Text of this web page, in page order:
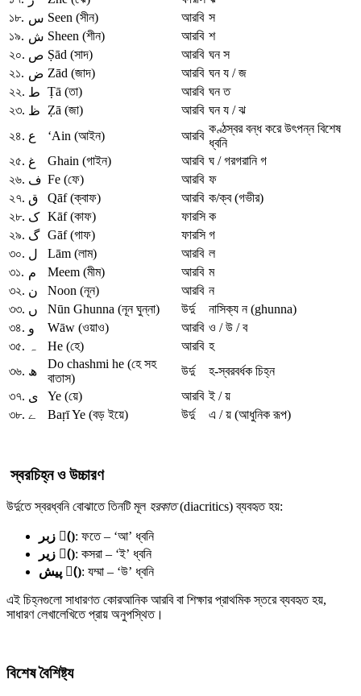
১৮. س Seen (সীন) আরবি স
১৯. ش Sheen (শীন) আরবি শ
২০. ص Ṣād (সাদ) আরবি ঘন স
২১. ض Zād (জাদ) আরবি ঘন য / জ
২২. ط Ṭā (তা) আরবি ঘন ত
২৩. ظ Ẓā (জা) আরবি ঘন য / ঝ
২৪. ع ‘Ain (আইন) আরবি
কণ্ঠস্বর বন্ধ করে উৎপন্ন বিশেষ
ধ্বনি
২৫. غ Ghain (গাইন) আরবি ঘ / গরগরানি গ
২৬. ف Fe (ফে) আরবি ফ
২৭. ق Qāf (ক্বাফ) আরবি ক/ক্ব (গভীর)
২৮. ک Kāf (কাফ) ফারসি ক
২৯. گ Gāf (গাফ) ফারসি গ
৩০. ل Lām (লাম) আরবি ল
৩১. م Meem (মীম) আরবি ম
৩২. ن Noon (নূন) আরবি ন
৩৩. ں Nūn Ghunna (নূন ঘুন্না) উর্দু
নাসিক্য ন (ghunna)
৩৪. و Wāw (ওয়াও) আরবি ও / উ / ব
৩৫.
He (হে) আরবি হ
৩৬. ھ
Do chashmi he (হে সহ
বাতাস)
উর্দু
হ-স্বরবর্ধক চিহ্ন
৩৭. ی Ye (য়ে) আরবি ই / য়
৩৮. ے Baṛī Ye (বড় ইয়ে) উর্দু এ / য় (আধুনিক রূপ)
️স্বরচিহ্নওউচ্চারণ
উর্দুতে স্বরধ্বনি বোঝাতে তিনটি মূল হরকাত(diacritics) ব্যবহৃত হয়:
زبر (َ): ফতে – ‘আ’ ধ্বনি
زير (ِ): কসরা – ‘ই’ ধ্বনি
پيش (ُ): যম্মা – ‘উ’ ধ্বনি
এই চিহ্নগুলো সাধারণত কোরআনিক আরবি বা শিক্ষার প্রাথমিক স্তরে ব্যবহৃত হয়,
সাধারণ লেখালেখিতে প্রায় অনুপস্থিত।
বিশেষবৈশিষ্ট্য